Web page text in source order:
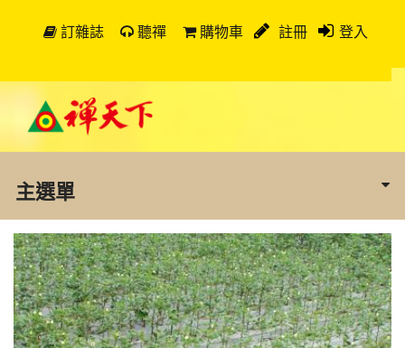
訂雜誌 聽禪 購物車 註冊 登入
主選單